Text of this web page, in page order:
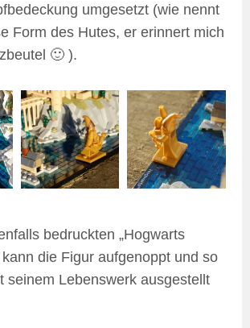
umgesetzt (wie nennt
Form des Hutes, er erinnert mich
🙂 ).
bedruckten „Hogwarts
kann die Figur aufgenoppt und so
seinem Lebenswerk ausgestellt